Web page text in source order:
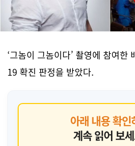
‘그놈이 그놈이다’ 촬영에 참여한
19 확진 판정을 받았다.
아래 내용 확인
계속 읽어 보